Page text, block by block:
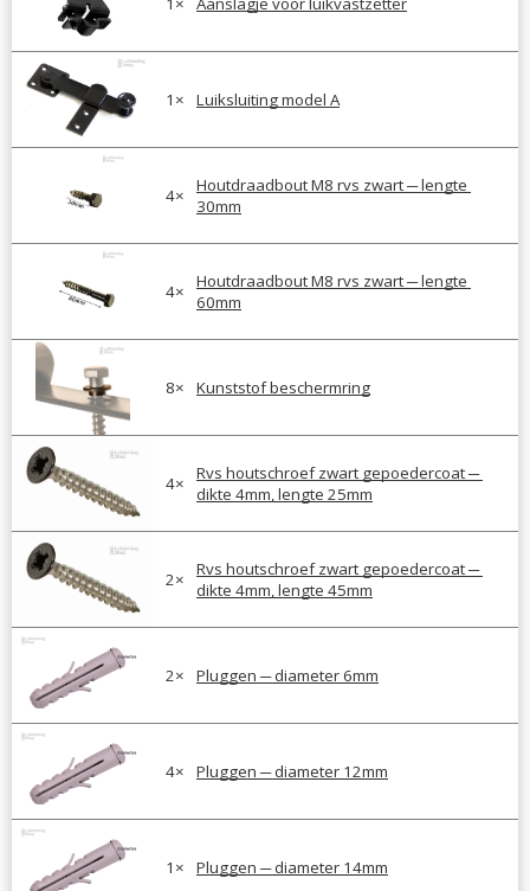
1 × Luiksluiting model A
4×
Houtdraadbout M8 rvs zwart ─ lengte
30mm
4×
Houtdraadbout M8 rvs zwart ─ lengte
60mm
8× Kunststof beschermring
4×
Rvs houtschroef zwart gepoedercoat ─
dikte 4mm, lengte 25mm
2×
Rvs houtschroef zwart gepoedercoat ─
dikte 4mm, lengte 45mm
2× Pluggen ─ diameter 6mm
4× Pluggen ─ diameter 12mm
1 × Pluggen ─ diameter 14mm